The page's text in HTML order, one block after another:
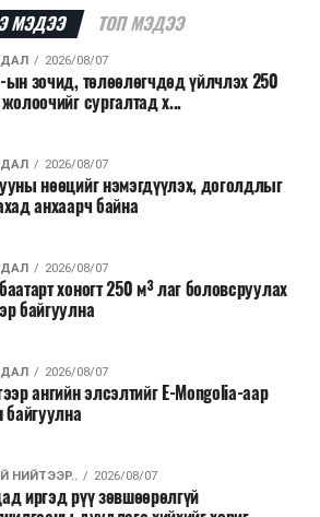
Төлөөлөгчдийн Хурлын
тогтоолоор баталсан “Төр,
нийслэлд хэрэгжүүлэх
д лаг хатааж, шатаах үйлдвэр
хувийн хэвшлийн түншлэлийн
тусгажээ.
технологи нь бохир ус цэвэрлэх
лагийг байгаль орчинд аюулгүй
эзлэхүүнийг эрс бууруулах
өндөр температурт шатааснаар
хувиар буурч, бактери, вирус
үүсгэгч бичил биетнийг устгах
явцад үүсэх дулааныг цахилгаан
хүч үйлдвэрлэхэд ашиглаж
хувьд шаталтын дараа
зэрэг ашигт эрдсийг сэргээн
МЭДЭЭ ТОП МЭДЭЭ
2026/08/07
ын зочид, төлөөлөгчдөд үйлчлэх 250
сургалтад х...
2026/08/07
нөөцийг нэмэгдүүлэх, доголдлыг
анхаарч байна
2026/08/07
хоногт 250 м³ лаг боловсруулах
байгуулна
2026/08/07
ангийн элсэлтийг E-Mongolia-аар
байгуулна
НИЙТЭЭР.. 2026/08/07
иргэд рүү зөвшөөрөлгүй